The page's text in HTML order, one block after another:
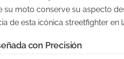
moto conserve su aspecto
de esta icónica streetfighter en
con Precisión